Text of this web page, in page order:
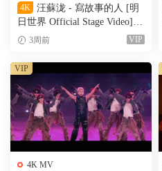
4K
汪蘇泷 - 寫故事的人 [明
日世界 Official Stage Video]
（MKV-611M）
3周前 VIP
4K MV
VIP